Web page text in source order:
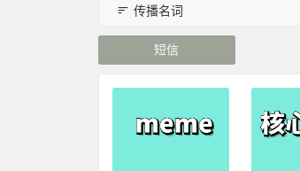
传播名词
短信